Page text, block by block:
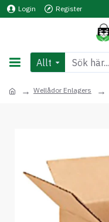
Login Register
Allt
Wellådor Enlagers